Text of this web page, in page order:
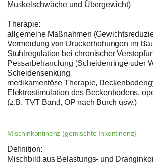
Muskelschwäche und Übergewicht)
Therapie:
allgemeine Maßnahmen
Vermeidung von Druckerhöhungen im
Stuhlregulation bei chronischer
Pessarbehandlung (Scheidenringe oder
Scheidensenkung
medikamentöse Therapie,
Elektrostimulation des Beckenbodens,
(z.B. TVT-Band, OP nach Burch usw.)
Mischinkontinenz (gemischte Inkontinenz)
Definition:
Mischbild aus Belastungs- und